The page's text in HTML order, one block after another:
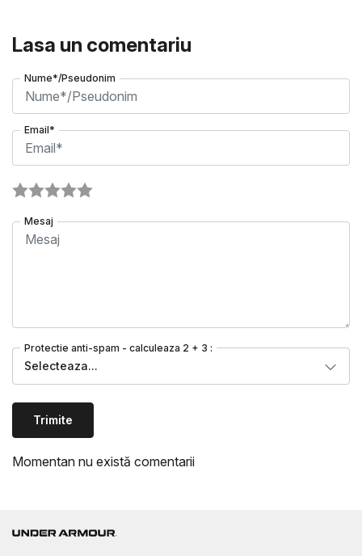
Lasa un comentariu
Nume*/Pseudonim
Email*
Mesaj
Protectie anti-spam - calculeaza 2 + 3 :
Selecteaza...
Trimite
Momentan nu există comentarii